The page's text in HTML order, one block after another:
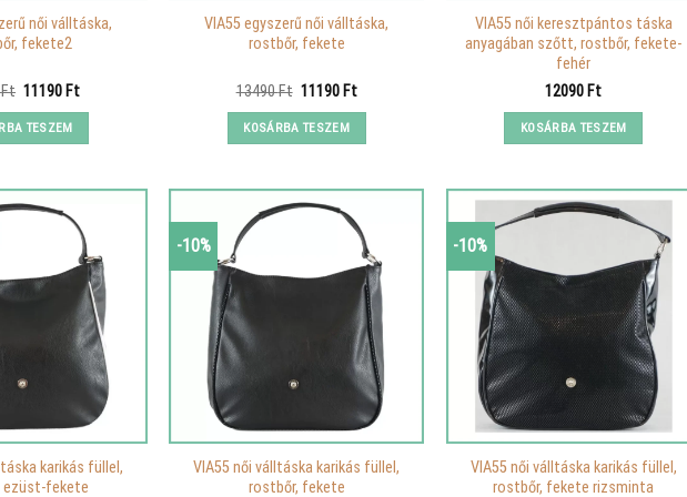
női válltáska,
fekete2
Ft Original
was:
13490 Ft.
11190 FtCurrent
TESZEM
VIA55 egyszerű női válltáska,
rostbőr, fekete
13490Ft Original
was:
13490 Ft.
11190 FtCurrent
KOSÁRBA TESZEM
VIA55 női keresztpántos táska
anyagában szőtt, rostbőr, fekete-
fehér
12090 Ft
KOSÁRBA TESZEM
karikás füllel,
ezüst-fekete
-10%
VIA55 női válltáska karikás füllel,
rostbőr, fekete
-10%
VIA55 női válltáska karikás füllel,
rostbőr, fekete rizsminta